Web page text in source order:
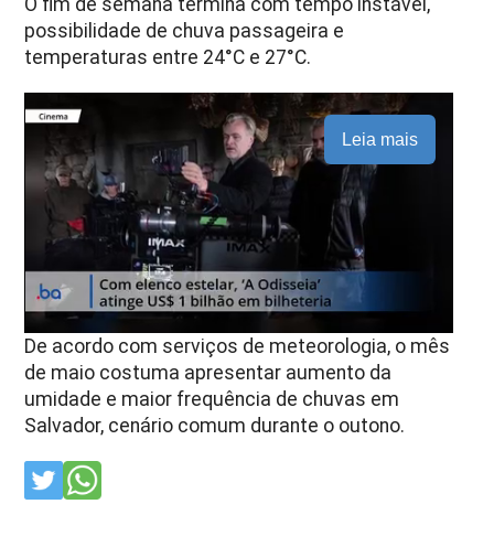
possibilidade de chuva passageira e
temperaturas entre 24°C e 27°C.
Leia mais
De acordo com serviços de meteorologia, o mês
de maio costuma apresentar aumento da
umidade e maior frequência de chuvas em
Salvador, cenário comum durante o outono.